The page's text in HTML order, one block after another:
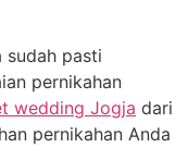
sudah pasti
pernikahan
wedding Jogja dari
pernikahan Anda